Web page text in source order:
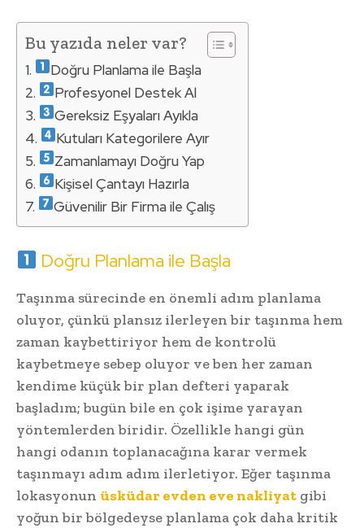
Bu yazıda neler var?
Doğru Planlama ile Başla
Profesyonel Destek Al
Gereksiz Eşyaları Ayıkla
Kutuları Kategorilere Ayır
Zamanlamayı Doğru Yap
Kişisel Çantayı Hazırla
Güvenilir Bir Firma ile Çalış
Doğru Planlama ile Başla
Taşınma sürecinde en önemli adım planlama
oluyor, çünkü plansız ilerleyen bir taşınma hem
zaman kaybettiriyor hem de kontrolü
kaybetmeye sebep oluyor ve ben her zaman
kendime küçük bir plan defteri yaparak
başladım; bugün bile en çok işime yarayan
yöntemlerden biridir. Özellikle hangi gün
hangi odanın toplanacağına karar vermek
taşınmayı adım adım ilerletiyor. Eğer taşınma
lokasyonun üsküdar evden eve nakliyat gibi
yoğun bir bölgedeyse planlama çok daha kritik